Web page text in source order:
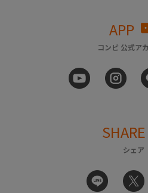
APP
コンビ 公式ア
SHARE
シェア